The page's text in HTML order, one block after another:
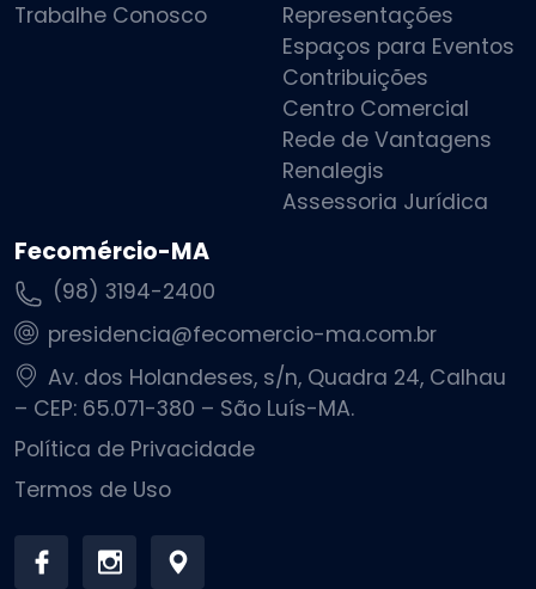
Trabalhe Conosco
Representações
Espaços para Eventos
Contribuições
Centro Comercial
Rede de Vantagens
Renalegis
Assessoria Jurídica
Fecomércio-MA
(98) 3194-2400
presidencia@fecomercio-ma.com.br
Av. dos Holandeses, s/n, Quadra 24, Calhau
– CEP: 65.071-380 – São Luís-MA.
Política de Privacidade
Termos de Uso